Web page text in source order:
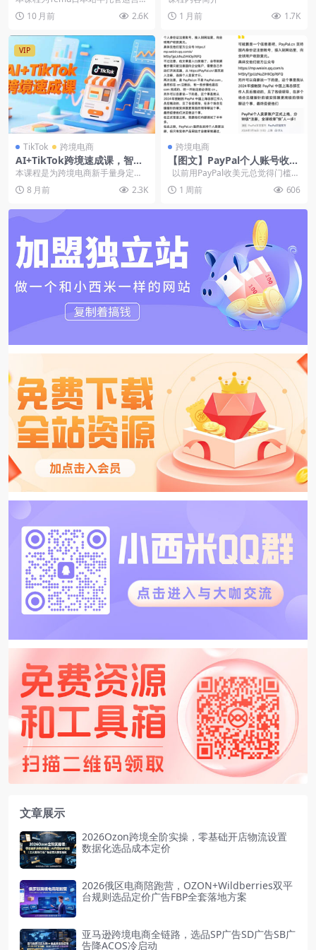
14天出单月净利破2万
战课，系统讲解从店铺注册到海外
仓发货的全流程。...
10 月前 2.6K
全场景落地
1 月前
1.7K
VIP
TikTok 跨境电商
AI+TikTok跨境速成课，智能
翻译、店铺定位、流程拆解，
本课程是为跨境电商新手量身定制
的TikTok实战入门课，系统讲解从
零入局的必备认...
8 月前 2.3K
跨境电商
【图文】PayPal个人账号收
款，国内身份证注册接入网站
或小程序收美元
以前用PayPal收美元总觉得门槛
高，现在国内个人身份证...
1 周前 606
文章展示
2026Ozon跨境全阶实操，零基础开店物流设置
数据化选品成本定价
2026俄区电商陪跑营，OZON+Wildberries双平
台规则选品定价广告FBP全套落地方案
亚马逊跨境电商全链路，选品SP广告SD广告SB广
告降ACOS冷启动